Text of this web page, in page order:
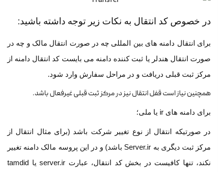
در خصوص کد انتقال به نکات زیر توجه داشته باشید:
برای انتقال دامنه های بین المللی چه در صورت انتقال مالک و چه در
صورت انتقال هندلر یا ثبت کننده دامنه می بایست کد انتقال دامنه از
مرکز ثبت قبلی دریافت و در مراحل سفارش وارد شود.
همچنین نیاز است قفل انتقال نیز در مرکز ثبت قبلی غیرفعال باشد.
برای دامنه های ir یا ملی؛
در صورتیکه انتقال از نوع تغییر شرکت باشد (برای مثال انتقال از
مرکز ثبت دیگری به Server.ir باشد) و در این پروسه مالک دامنه تغییر
نکند، تنها کافیست در بخش کد انتقال، عبارت server.ir یا tamdid